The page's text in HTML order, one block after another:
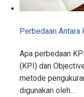
Perbedaan Antara
Apa perbedaan
(KPI) dan
metode
digunakan oleh…